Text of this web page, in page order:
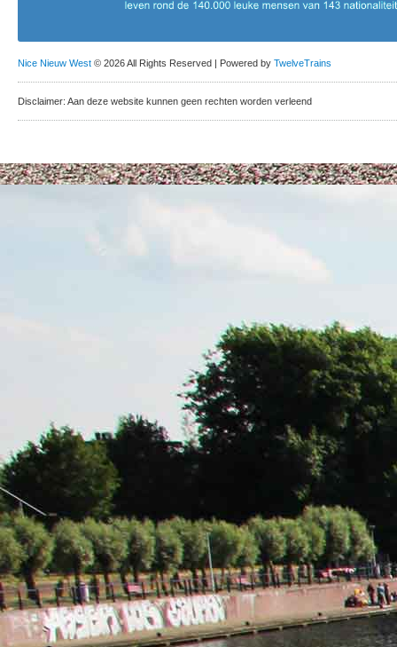
Nice Nieuw West © 2026 All Rights Reserved | Powered by TwelveTrains
Disclaimer: Aan deze website kunnen geen rechten worden verleend